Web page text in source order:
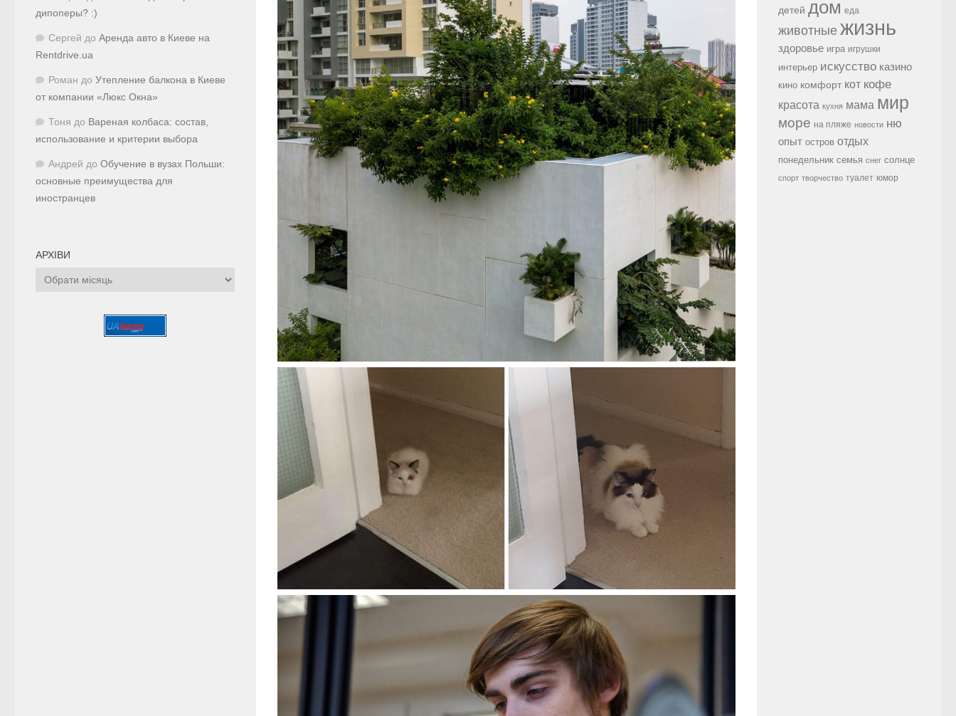
дипоперы? :)
Сергей до Аренда авто в Киеве на
Rentdrive.ua
Роман до Утепление балкона в Киеве
от компании «Люкс Окна»
Тоня до Вареная колбаса: состав,
использование и критерии выбора
Андрей до Обучение в вузах Польши:
основные преимущества для
иностранцев
АРХІВИ
Архіви
детей дом еда
животные жизнь
здоровье игра игрушки
интерьер искусство казино
кино комфорт кот кофе
красота кухня мама мир
море на пляже новости ню
опыт остров отдых
понедельник семья снег солнце
спорт творчество туалет юмор